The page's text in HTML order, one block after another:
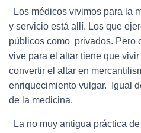
Los médicos vivimos para la
y servicio está allí. Los que
públicos como privados. Pero
vive para el altar tiene que
convertir el altar en
enriquecimiento vulgar. Igual
de la medicina.
La no muy antigua práctica